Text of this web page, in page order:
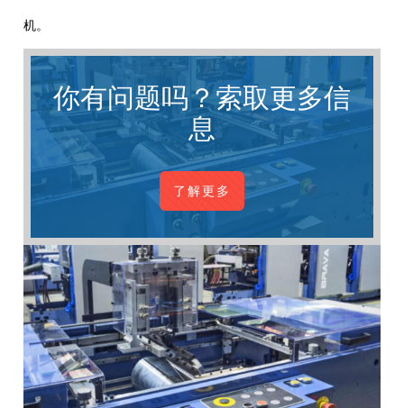
机。
你有问题吗？索取更多信
息
了解更多